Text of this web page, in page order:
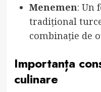
Menemen: Un
tradițional
combinație de
Importanța
culinare